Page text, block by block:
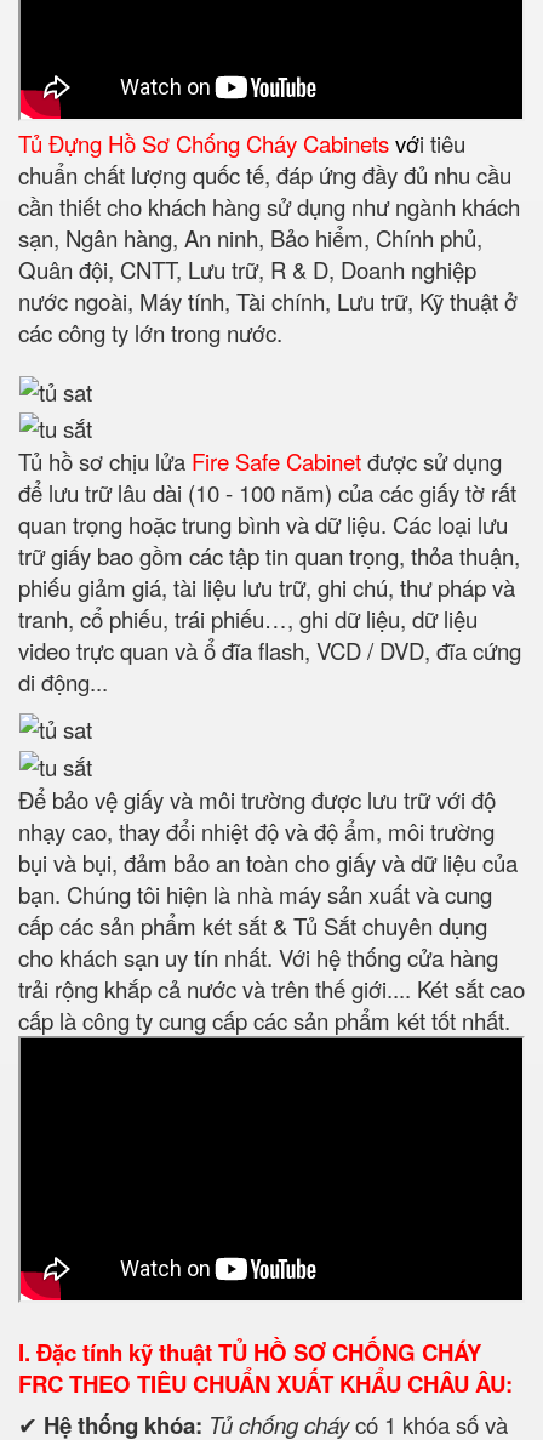
Tủ Đựng Hồ Sơ Chống Cháy Cabinetsvới tiêu
chuẩn chất lượng quốc tế, đáp ứng đầy đủ nhu cầu
cần thiết cho khách hàng sử dụng như ngành khách
sạn, Ngân hàng, An ninh, Bảo hiểm, Chính phủ,
Quân đội, CNTT, Lưu trữ, R & D, Doanh nghiệp
nước ngoài, Máy tính, Tài chính, Lưu trữ, Kỹ thuật ở
các công ty lớn trong nước.
Tủ hồ sơ chịu lửa Fire Safe Cabinetđược sử dụng
để lưu trữ lâu dài (10 - 100 năm) của các giấy tờ rất
quan trọng hoặc trung bình và dữ liệu. Các loại lưu
trữ giấy bao gồm các tập tin quan trọng, thỏa thuận,
phiếu giảm giá, tài liệu lưu trữ, ghi chú, thư pháp và
tranh, cổ phiếu, trái phiếu…, ghi dữ liệu, dữ liệu
video trực quan và ổ đĩa flash, VCD / DVD, đĩa cứng
di động...
Để bảo vệ giấy và môi trường được lưu trữ với độ
nhạy cao, thay đổi nhiệt độ và độ ẩm, môi trường
bụi và bụi, đảm bảo an toàn cho giấy và dữ liệu của
bạn. Chúng tôi hiện là nhà máy sản xuất và cung
cấp các sản phẩm két sắt & Tủ Sắt chuyên dụng
cho khách sạn uy tín nhất. Với hệ thống cửa hàng
trải rộng khắp cả nước và trên thế giới.... Két sắt cao
cấp là công ty cung cấp các sản phẩm két tốt nhất.
I. Đặc tính kỹ thuậtTỦ HỒ SƠ CHỐNG CHÁY
FRC THEO TIÊU CHUẨN XUẤT KHẨU CHÂU ÂU:
✔ Hệ thống khóa: Tủ chống cháycó 1 khóa số và